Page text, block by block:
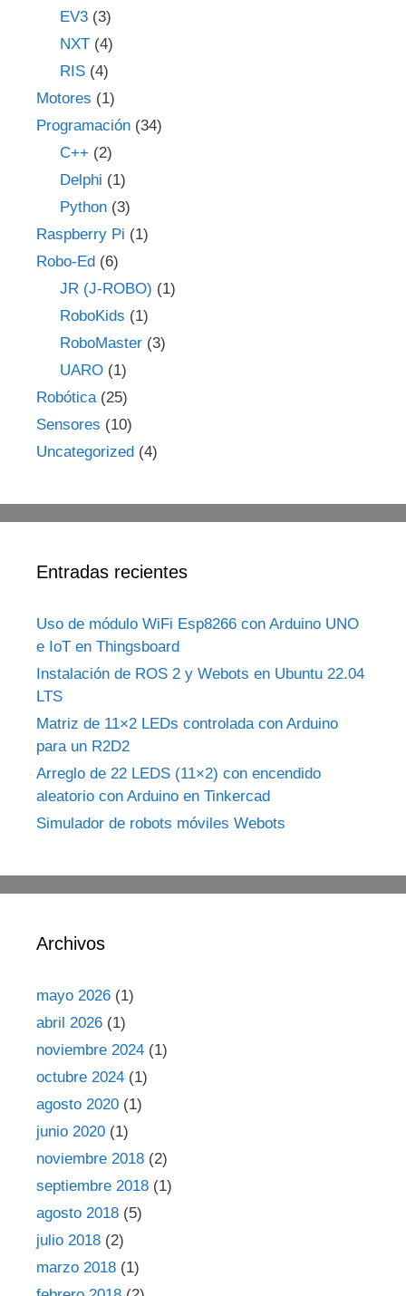
EV3(3)
NXT(4)
RIS(4)
Motores (1)
Programación (34)
C++ (2)
Delphi (1)
Python(3)
Raspberry Pi (1)
Robo-Ed (6)
JR (J-ROBO) (1)
RoboKids (1)
RoboMaster(3)
UARO(1)
Robótica (25)
Sensores (10)
Uncategorized (4)
Entradas recientes
Uso de módulo WiFi Esp8266 con Arduino UNO
e IoT en Thingsboard
Instalación de ROS 2 y Webots en Ubuntu 22.04
LTS
Matriz de 11×2 LEDs controlada con Arduino
para un R2D2
Arreglo de 22 LEDS (11×2) con encendido
aleatorio con Arduino en Tinkercad
Simulador de robots móviles Webots
Archivos
mayo 2026 (1)
abril 2026 (1)
noviembre 2024 (1)
octubre 2024 (1)
agosto 2020 (1)
junio 2020 (1)
noviembre 2018 (2)
septiembre 2018 (1)
agosto 2018 (5)
julio 2018 (2)
marzo 2018 (1)